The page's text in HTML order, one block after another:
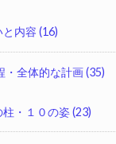
と内容(16)
・全体的な計画(35)
柱・１０の姿(23)